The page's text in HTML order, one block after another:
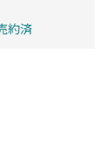
約済